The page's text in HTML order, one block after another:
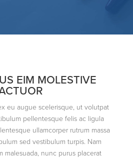
EIM MOLESTIVE
eu augue scelerisque, ut volutpat
pellentesque felis ac ligula
ullamcorper rutrum massa
sed vestibulum turpis. Nam
malesuada, nunc purus placerat